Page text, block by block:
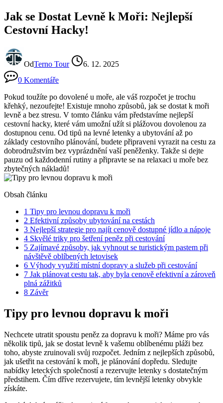
Jak se Dostat Levně k Moři: Nejlepší
Cestovní Hacky!
OdTerno Tour
6. 12. 2025
0 Komentáře
Pokud toužíte po ‌dovolené ​u⁢ moře, ale ⁣váš rozpočet je trochu
křehký, nezoufejte!​ Existuje mnoho způsobů, jak se dostat k moři
levně a bez stresu. V tomto článku vám představíme nejlepší
⁤cestovní hacky,⁣ které vám⁢ umožní užít si plážovou dovolenou za
‍dostupnou cenu. Od tipů ⁤na levné letenky​ a ⁤ubytování až po
základy cestovního plánování,⁣ budete připraveni vyrazit na cestu za
dobrodružstvím bez vyprázdnění vaší peněženky.⁤ Takže si dejte
⁣pauzu‍ od každodenní⁢ rutiny a⁣ připravte se na‌ relaxaci ‌u moře ‌bez⁢
zbytečných nákladů!
Obsah článku
1 Tipy pro levnou dopravu⁣ k moři
2 Efektivní ⁤způsoby⁢ ubytování ⁤na ⁣cestách
3 Nejlepší strategie pro najít cenově dostupné jídlo a nápoje
4 Skvělé triky pro šetření peněz‌ při cestování
5 Zajímavé způsoby,⁢ jak​ vyhnout se turistickým pastem při
⁤návštěvě oblíbených letovisek
6 Výhody využití místní ‌dopravy a služeb při ⁣cestování
7 Jak ​plánovat ​cestu tak, aby byla ⁤cenově efektivní a⁣ zároveň
plná zážitků
8 Závěr
Tipy pro levnou dopravu⁣ k moři
Nechcete utratit spoustu peněz za dopravu k moři? Máme‌ pro vás
⁤několik tipů, jak se dostat levně k vašemu oblíbenému​ pláži bez
toho,‍ abyste zruinovali svůj rozpočet.⁤ Jedním z ⁣nejlepších způsobů,
jak ušetřit na cestování ​k moři, ‍je plánování dopředu. Sledujte⁤
nabídky leteckých společností‌ a rezervujte letenky s‌ dostatečným
předstihem. Čím dříve rezervujete, tím levnější letenky⁣ obvykle
získáte.